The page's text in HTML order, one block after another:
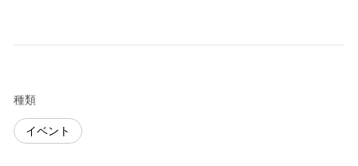
種類
イベント